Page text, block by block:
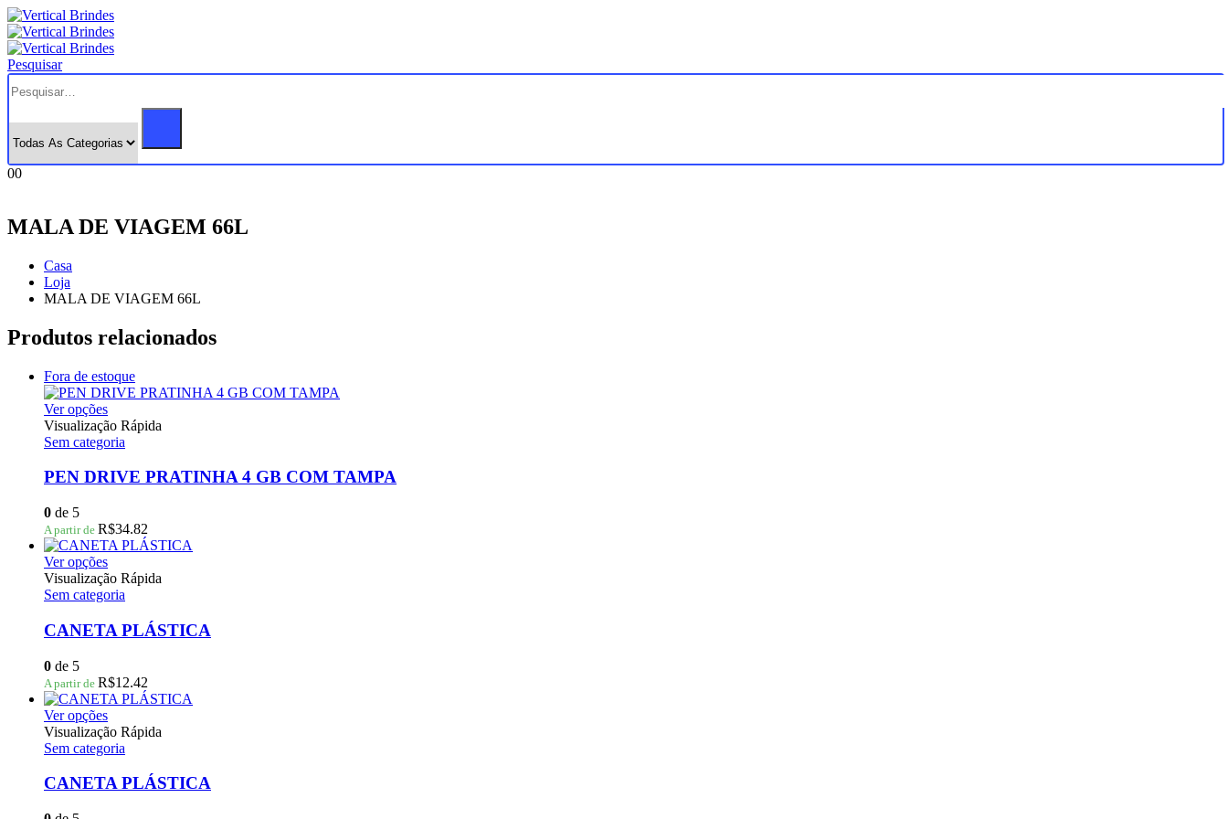
Pesquisar
00
MALA DE VIAGEM 66L
Casa
Loja
MALA DE VIAGEM 66L
Produtos relacionados
Fora de estoque
Ver opçõesEste
produto
tem
variantes.
podem
ser
escolhidas
na
página
do
produto
Visualização Rápida
Sem categoria
PEN DRIVE PRATINHA 4 GB COM TAMPA
0 de 5
A partir de R$34.82
Ver opçõesEste
produto
tem
variantes.
As
podem
ser
escolhidas
na
página
do
produto
Visualização Rápida
Sem categoria
CANETA PLÁSTICA
0 de 5
A partir de R$12.42
Ver opçõesEste
produto
tem
variantes.
Visualização Rápida
Sem categoria
CANETA PLÁSTICA